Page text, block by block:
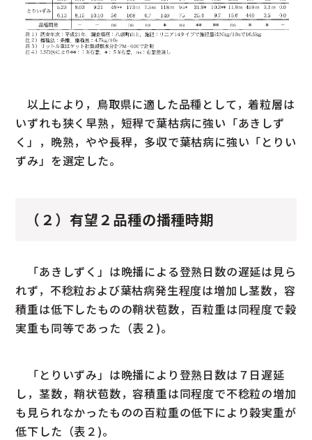
以上により，鳥取県に適した品種として，着粒層は
いずれも狭く早熟，短稈で葉枯病に強い「あきしず
く」，晩熟，やや長稈，多収で葉枯病に強い「とりい
ずみ」を選定した。
（２）有望２品種の播種時期
「あきしずく」は晩播による登熟日数の遅延は見ら
れず，不稔粒および葉枯病発生程度は増加し茎数，容
積重は低下したものの鞘状苞数，百粒重は同程度で穀
実重も同等であった（表２)。
「とりいずみ」は晩播により登熟日数は７日遅延
し，茎数，鞘状苞数，容積重は同程度で不稔粒の増加
も見られなかったものの百粒重の低下により穀実重が
低下した（表２)。